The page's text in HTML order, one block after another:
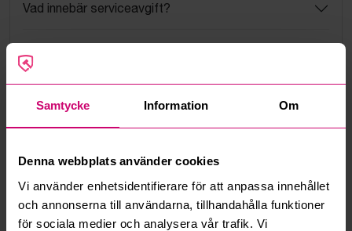
Samtycke Information Om
Denna webbplats använder cookies
Vi använder enhetsidentifierare för att anpassa innehållet
och annonserna till användarna, tillhandahålla funktioner
för sociala medier och analysera vår trafik. Vi
Vad innebär serviceavgift?
Hur fungerar budmotorn?